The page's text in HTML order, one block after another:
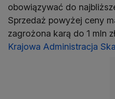
obowiązywać do
Sprzedaż powyżej ceny
zagrożona karą do 1 mln
Krajowa Administracja